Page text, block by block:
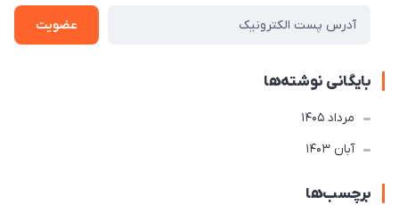
عضویت
بایگانی نوشته‌ها
مرداد 1405
آبان 1403
برچسب‌ها